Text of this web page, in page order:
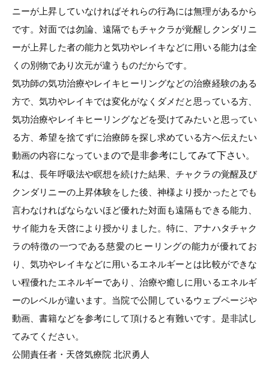
ニーが上昇していなければそれらの行為には無理があるから
です。対面では勿論、遠隔でもチャクラが覚醒しクンダリニ
ーが上昇した者の能力と気功やレイキなどに用いる能力は全
くの別物であり次元が違うものだからです。
気功師の気功治療やレイキヒーリングなどの治療経験のある
方で、気功やレイキでは変化がなくダメだと思っている方、
気功治療やレイキヒーリングなどを受けてみたいと思ってい
る方、希望を捨てずに治療師を探し求めている方へ伝えたい
動画の内容になっていまので是非参考にしてみて下さい。
私は、長年呼吸法や瞑想を続けた結果、チャクラの覚醒及び
クンダリニーの上昇体験をした後、神様より授かったとでも
言わなければならないほど優れた対面も遠隔もできる能力、
サイ能力を天啓により授かりました。特に、アナハタチャク
ラの特徴の一つである慈愛のヒーリングの能力が優れてお
り、気功やレイキなどに用いるエネルギーとは比較ができな
い程優れたエネルギーであり、治療や癒しに用いるエネルギ
ーのレベルが違います。当院で公開しているウェブページや
動画、書籍などを参考にして頂けると有難いです。是非試し
てみてください。
公開責任者・天啓気療院 北沢勇人